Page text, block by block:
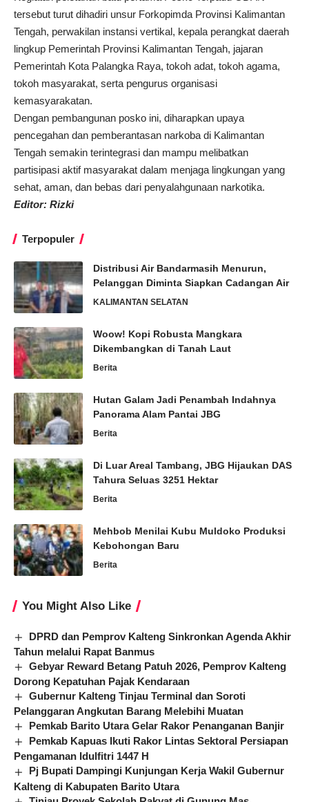
tersebut turut dihadiri unsur Forkopimda Provinsi Kalimantan
Tengah, perwakilan instansi vertikal, kepala perangkat daerah
lingkup Pemerintah Provinsi Kalimantan Tengah, jajaran
Pemerintah Kota Palangka Raya, tokoh adat, tokoh agama,
tokoh masyarakat, serta pengurus organisasi
kemasyarakatan.
Dengan pembangunan posko ini, diharapkan upaya
pencegahan dan pemberantasan narkoba di Kalimantan
Tengah semakin terintegrasi dan mampu melibatkan
partisipasi aktif masyarakat dalam menjaga lingkungan yang
sehat, aman, dan bebas dari penyalahgunaan narkotika.
Editor: Rizki
Terpopuler
Distribusi Air Bandarmasih Menurun,
Pelanggan Diminta Siapkan Cadangan Air
KALIMANTAN SELATAN
Woow! Kopi Robusta Mangkara
Dikembangkan di Tanah Laut
Berita
Hutan Galam Jadi Penambah Indahnya
Panorama Alam Pantai JBG
Berita
Di Luar Areal Tambang, JBG Hijaukan DAS
Tahura Seluas 3251 Hektar
Berita
Mehbob Menilai Kubu Muldoko Produksi
Kebohongan Baru
Berita
You Might Also Like
DPRD dan Pemprov Kalteng Sinkronkan Agenda Akhir
Tahun melalui Rapat Banmus
Gebyar Reward Betang Patuh 2026, Pemprov Kalteng
Dorong Kepatuhan Pajak Kendaraan
Gubernur Kalteng Tinjau Terminal dan Soroti
Pelanggaran Angkutan Barang Melebihi Muatan
Pemkab Barito Utara Gelar Rakor Penanganan Banjir
Pemkab Kapuas Ikuti Rakor Lintas Sektoral Persiapan
Pengamanan Idulfitri 1447 H
Pj Bupati Dampingi Kunjungan Kerja Wakil Gubernur
Kalteng di Kabupaten Barito Utara